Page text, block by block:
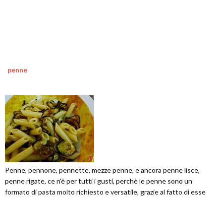
penne
Penne, pennone, pennette, mezze penne, e ancora penne lisce,
penne rigate, ce n'è per tutti i gusti, perchè le penne sono un
formato di pasta molto richiesto e versatile, grazie al fatto di esse